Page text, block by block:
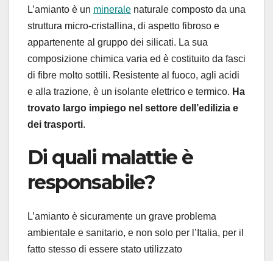
L’amianto è un minerale naturale composto da una
struttura micro-cristallina, di aspetto fibroso e
appartenente al gruppo dei silicati. La sua
composizione chimica varia ed è costituito da fasci
di fibre molto sottili. Resistente al fuoco, agli acidi
e alla trazione, è un isolante elettrico e termico. Ha
trovato largo impiego nel settore dell’edilizia e
dei trasporti.
Di quali malattie è
responsabile?
L’amianto è sicuramente un grave problema
ambientale e sanitario, e non solo per l’Italia, per il
fatto stesso di essere stato utilizzato